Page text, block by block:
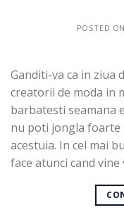
POSTED ON
Ganditi-va ca in ziua
creatorii de moda in
barbatesti seamana
nu poti jongla foarte
acestuia. In cel mai
face atunci cand